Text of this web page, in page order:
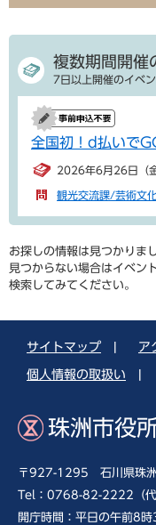
複数期間開催
7日以上開催のイベ
全国初！d払いで
2026年6月26日（
観光交流課/芸術文
お探しの情報は見つかりま
見つからない場合はイベン
検索してみてください。
サイトマップ ア
個人情報の取扱い
珠洲市役
〒927-1295 石川県珠洲
Tel：0768-82-2222（
開庁時間：平日の午前8